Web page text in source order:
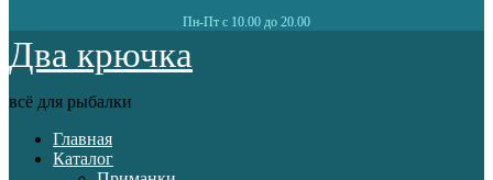
Пн-Пт с 10.00 до 20.00
Два крючка
всё для рыбалки
Главная
Каталог